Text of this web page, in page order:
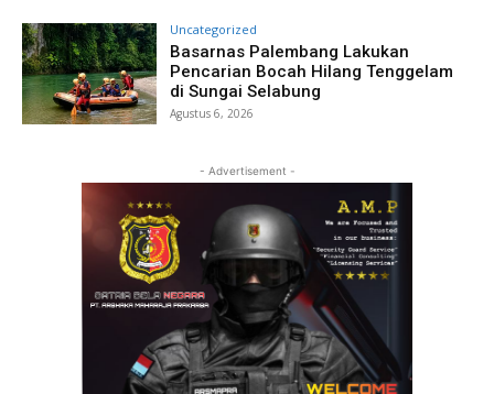
Uncategorized
Basarnas Palembang Lakukan
Pencarian Bocah Hilang Tenggelam
di Sungai Selabung
Agustus 6, 2026
- Advertisement -